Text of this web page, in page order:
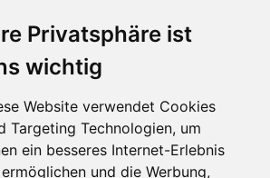
Privatsphäre ist
wichtig
Website verwendet Cookies
Targeting Technologien, um
ein besseres Internet-Erlebnis
und die Werbung,